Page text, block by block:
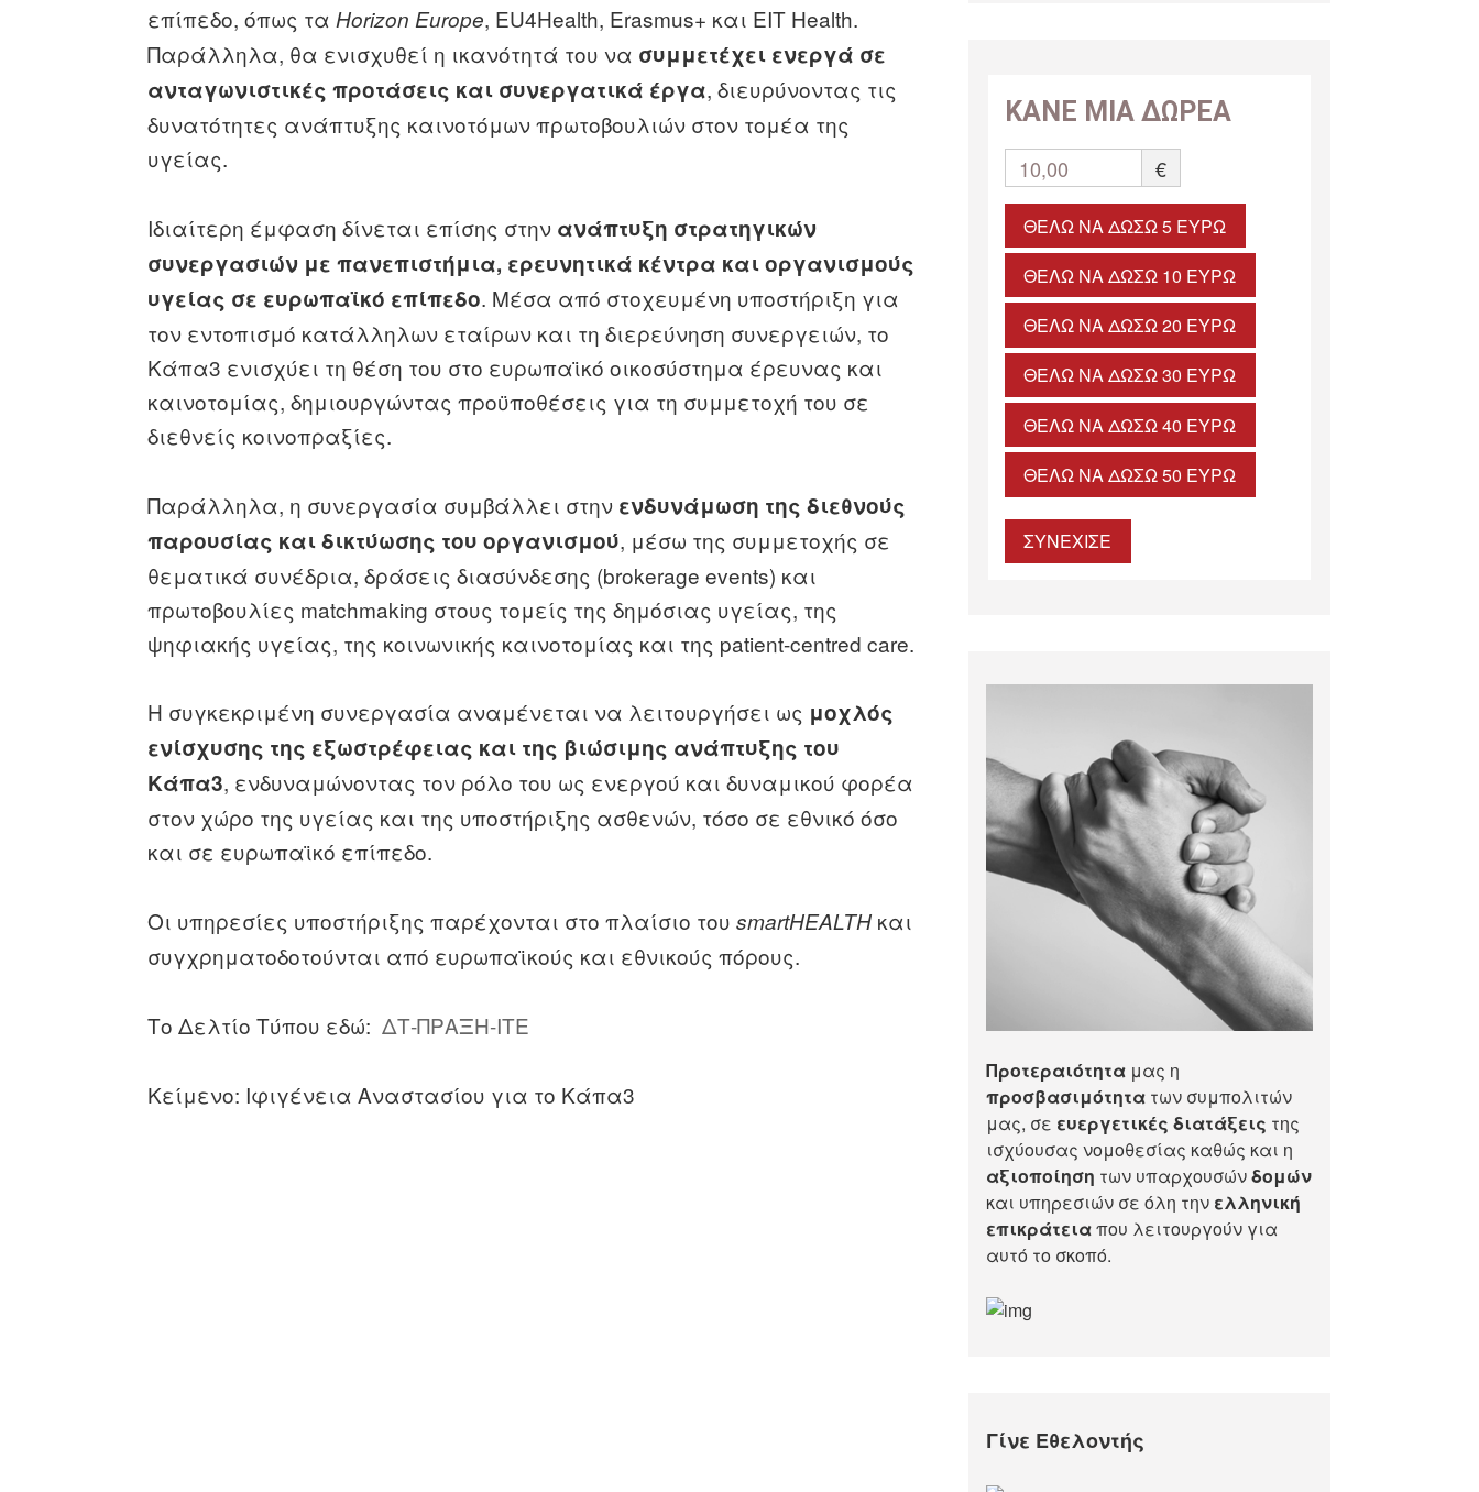
επίπεδο, όπως τα Horizon Europe, EU4Health, Erasmus+ και EIT Health.
Παράλληλα, θα ενισχυθεί η ικανότητά του να συμμετέχει ενεργά σε
ανταγωνιστικές προτάσεις και συνεργατικά έργα, διευρύνοντας τις
δυνατότητες ανάπτυξης καινοτόμων πρωτοβουλιών στον τομέα της
υγείας.
Ιδιαίτερη έμφαση δίνεται επίσης στην ανάπτυξη στρατηγικών
συνεργασιών με πανεπιστήμια, ερευνητικά κέντρα και οργανισμούς
υγείας σε ευρωπαϊκό επίπεδο. Μέσα από στοχευμένη υποστήριξη για
τον εντοπισμό κατάλληλων εταίρων και τη διερεύνηση συνεργειών, το
Κάπα3 ενισχύει τη θέση του στο ευρωπαϊκό οικοσύστημα έρευνας και
καινοτομίας, δημιουργώντας προϋποθέσεις για τη συμμετοχή του σε
διεθνείς κοινοπραξίες.
Παράλληλα, η συνεργασία συμβάλλει στην ενδυνάμωση της διεθνούς
παρουσίας και δικτύωσης του οργανισμού, μέσω της συμμετοχής σε
θεματικά συνέδρια, δράσεις διασύνδεσης (brokerage events) και
πρωτοβουλίες matchmaking στους τομείς της δημόσιας υγείας, της
ψηφιακής υγείας, της κοινωνικής καινοτομίας και της patient-centred care.
Η συγκεκριμένη συνεργασία αναμένεται να λειτουργήσει ως μοχλός
ενίσχυσης της εξωστρέφειας και της βιώσιμης ανάπτυξης του
Κάπα3, ενδυναμώνοντας τον ρόλο του ως ενεργού και δυναμικού φορέα
στον χώρο της υγείας και της υποστήριξης ασθενών, τόσο σε εθνικό όσο
και σε ευρωπαϊκό επίπεδο.
Οι υπηρεσίες υποστήριξης παρέχονται στο πλαίσιο του smartHEALTH και
συγχρηματοδοτούνται από ευρωπαϊκούς και εθνικούς πόρους.
Το Δελτίο Τύπου εδώ:ΔΤ-ΠΡΑΞΗ-ΙΤΕ
Κείμενο: Ιφιγένεια Αναστασίου για το Κάπα3
ΚΑΝΕ ΜΙΑ ΔΩΡΕΑ
10,00 €
ΘΈΛΩ ΝΑ ΔΏΣΩ 5 ΕΥΡΏ
ΘΈΛΩ ΝΑ ΔΏΣΩ 10 ΕΥΡΏ
ΘΈΛΩ ΝΑ ΔΏΣΩ 20 ΕΥΡΏ
ΘΈΛΩ ΝΑ ΔΏΣΩ 30 ΕΥΡΏ
ΘΈΛΩ ΝΑ ΔΏΣΩ 40 ΕΥΡΏ
ΘΈΛΩ ΝΑ ΔΏΣΩ 50 ΕΥΡΏ
ΣΥΝΕΧΙΣΕ
Προτεραιότητα μας η
προσβασιμότητα των συμπολιτών
μας, σε ευεργετικές διατάξεις της
ισχύουσας νομοθεσίας καθώς και η
αξιοποίηση των υπαρχουσώνδομών
και υπηρεσιών σε όλη την ελληνική
επικράτειαπου λειτουργούν για
αυτό το σκοπό.​
Γίνε Εθελοντής